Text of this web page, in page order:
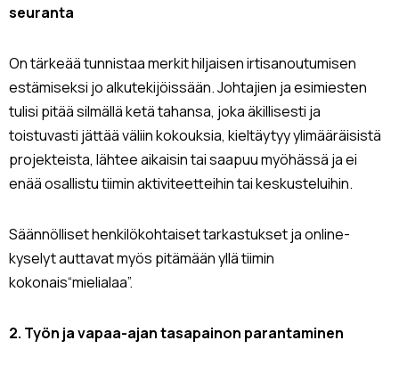
seuranta
On tärkeää tunnistaa merkit hiljaisen irtisanoutumisen
estämiseksi jo alkutekijöissään. Johtajien ja esimiesten
tulisi pitää silmällä ketä tahansa, joka äkillisesti ja
toistuvasti jättää väliin kokouksia, kieltäytyy ylimääräisistä
projekteista, lähtee aikaisin tai saapuu myöhässä ja ei
enää osallistu tiimin aktiviteetteihin tai keskusteluihin.
Säännölliset henkilökohtaiset tarkastukset ja online-
kyselyt auttavat myös pitämään yllä tiimin
kokonais“mielialaa”.
2. Työn ja vapaa-ajan tasapainon parantaminen